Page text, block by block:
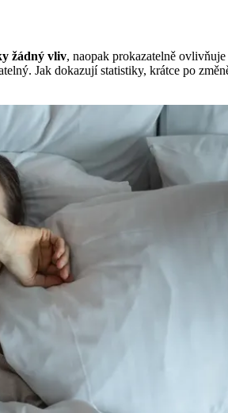
žádný vliv, naopak prokazatelně ovlivňuje
Jak dokazují statistiky, krátce po